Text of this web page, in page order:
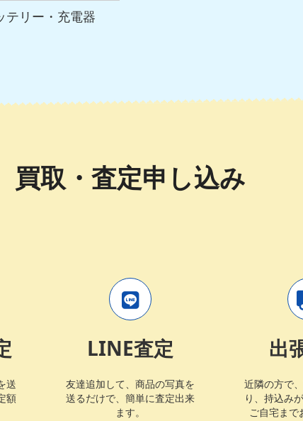
テリー・充電器
買取・査定申し込み
送
額
LINE査定
友達追加して、商品の写真を
送るだけで、簡単に査定出来
ます。
出
近隣の方で
り、持込み
ご自宅まで